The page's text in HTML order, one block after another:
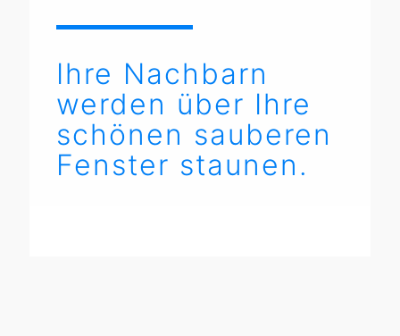
Ihre Nachbarn
werden über Ihre
schönen sauberen
Fenster staunen.